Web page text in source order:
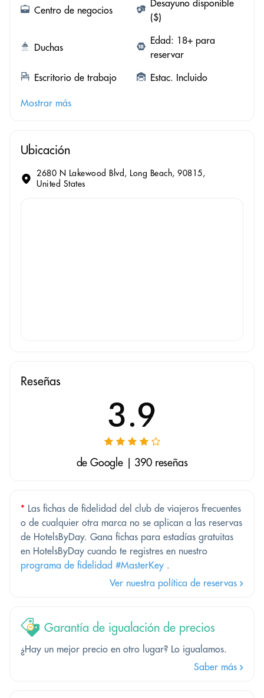
Centro de negocios
Desayuno disponible
($)
Duchas
Edad: 18+ para
reservar
Escritorio de trabajo
Estac. Incluido
Mostrar más
Ubicación
2680 N Lakewood Blvd, Long Beach, 90815,
United States
Reseñas
3.9
de Google | 390 reseñas
* Las fichas de fidelidad del club de viajeros frecuentes
o de cualquier otra marca no se aplican a las reservas
de HotelsByDay. Gana fichas para estadías gratuitas
en HotelsByDay cuando te registres en nuestro
programa de fidelidad #MasterKey .
Ver nuestra política de reservas
Garantía de igualación de precios
¿Hay un mejor precio en otro lugar? Lo igualamos.
Saber más